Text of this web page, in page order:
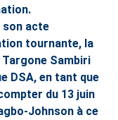
son acte
tournante, la
Sambiri
DSA, en tant que
du 13 juin
Johnson à ce